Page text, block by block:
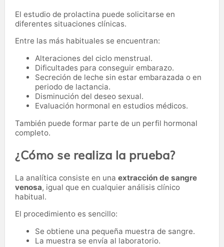
El estudio de prolactina puede solicitarse en
diferentes situaciones clínicas.
Entre las más habituales se encuentran:
Alteraciones del ciclo menstrual.
Dificultades para conseguir embarazo.
Secreción de leche sin estar embarazada o en
periodo de lactancia.
Disminución del deseo sexual.
Evaluación hormonal en estudios médicos.
También puede formar parte de un perfil hormonal
completo.
¿Cómo se realiza la prueba?
La analítica consiste en una extracción de sangre
venosa, igual que en cualquier análisis clínico
habitual.
El procedimiento es sencillo:
Se obtiene una pequeña muestra de sangre.
La muestra se envía al laboratorio.